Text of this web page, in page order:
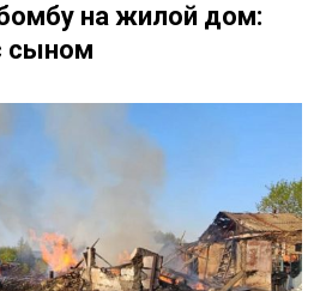
на жилой дом:
сыном